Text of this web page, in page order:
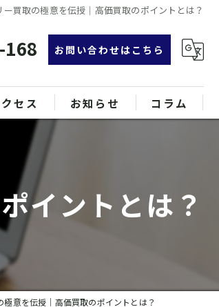
買取の極意を伝授｜高価買取のポイントとは？
168 お問い合わせはこちら
セス お知らせ コラム
イントとは？
意を伝授｜高価買取のポイントとは？